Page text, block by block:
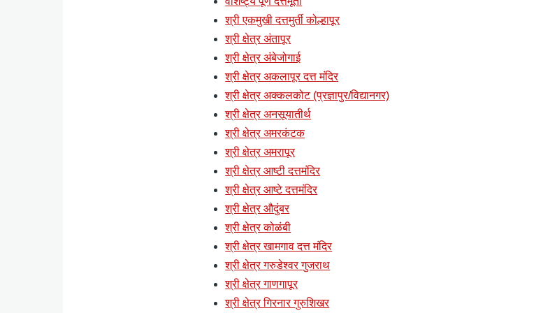
श्री एकमुखी दत्तमुर्ती कोल्हापूर
श्री क्षेत्र अंतापूर
श्री क्षेत्र अंबेजोगाई
श्री क्षेत्र अकलापूर दत्त मंदिर
श्री क्षेत्र अक्कलकोट (प्रज्ञापुर/विद्यानगर)
श्री क्षेत्र अनसूयातीर्थ
श्री क्षेत्र अमरकंटक
श्री क्षेत्र अमरापूर
श्री क्षेत्र आष्टी दत्तमंदिर
श्री क्षेत्र आष्टे दत्तमंदिर
श्री क्षेत्र औदुंबर
श्री क्षेत्र कोळंबी
श्री क्षेत्र खामगाव दत्त मंदिर
श्री क्षेत्र गरुडेश्वर गुजराथ
श्री क्षेत्र गाणगापूर
श्री क्षेत्र गिरनार गुरुशिखर